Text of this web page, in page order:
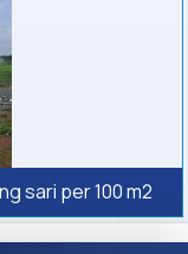
sari per 100 m2